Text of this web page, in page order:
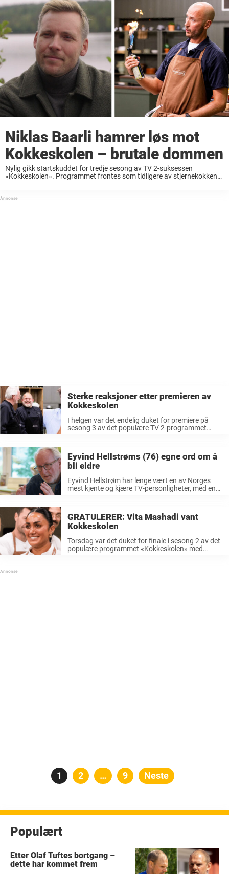
Niklas Baarli hamrer løs mot
Kokkeskolen – brutale dommen
Nylig gikk startskuddet for tredje sesong av TV 2-suksessen
«Kokkeskolen». Programmet frontes som tidligere av stjernekokken
Sterke reaksjoner etter premieren av
Kokkeskolen
I helgen var det endelig duket for premiere på
sesong 3 av det populære TV 2-programmet
Eyvind Hellstrøms (76) egne ord om å
bli eldre
Eyvind Hellstrøm har lenge vært en av Norges
mest kjente og kjære TV-personligheter, med en
GRATULERER: Vita Mashadi vant
Kokkeskolen
Torsdag var det duket for finale i sesong 2 av det
populære programmet «Kokkeskolen» med
Posts
Side
1 Side
2 … Side
9 Neste
Populært
Etter Olaf Tuftes bortgang –
dette har kommet frem